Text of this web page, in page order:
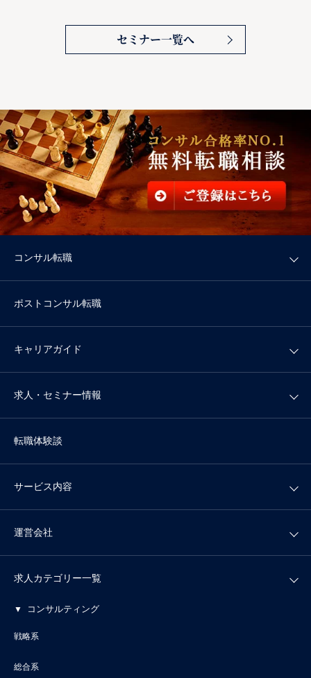
セミナー一覧へ
コンサル転職
ポストコンサル転職
キャリアガイド
求人・セミナー情報
転職体験談
サービス内容
運営会社
求人カテゴリー一覧
コンサルティング
戦略系
総合系